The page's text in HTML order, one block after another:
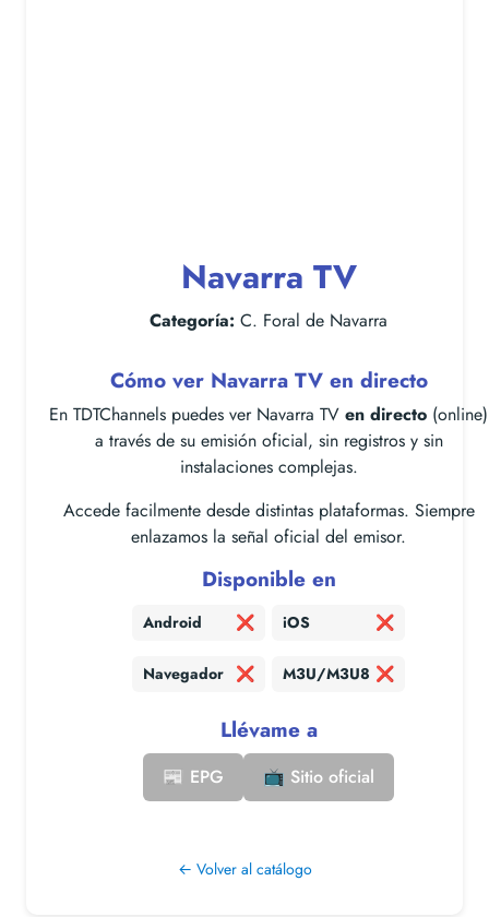
Navarra TV
Categoría: C. Foral de Navarra
Cómo ver Navarra TV en directo
En TDTChannels puedes ver Navarra TV en directo (online)
a través de su emisión oficial, sin registros y sin
instalaciones complejas.
Accede facilmente desde distintas plataformas. Siempre
enlazamos la señal oficial del emisor.
Disponible en
Android ❌ iOS ❌
Navegador ❌ M3U/M3U8 ❌
Llévame a
📰 EPG 📺 Sitio oficial
← Volver al catálogo